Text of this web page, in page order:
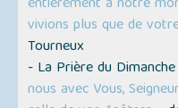
vivions plus que de
Tourneux
- La Prière du
nous avec Vous,